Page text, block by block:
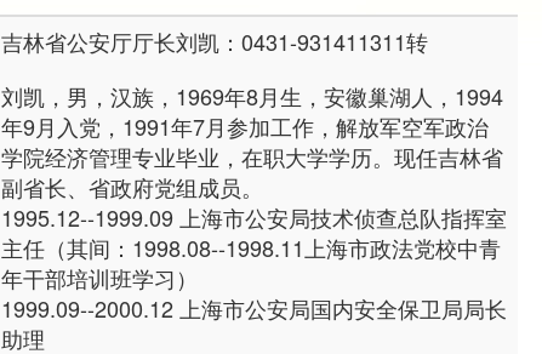
吉林省公安厅厅长刘凯：0431-931411311转
刘凯，男，汉族，1969年8月生，安徽巢湖人，1994
年9月入党，1991年7月参加工作，解放军空军政治
学院经济管理专业毕业，在职大学学历。现任吉林省
副省长、省政府党组成员。
1995.12--1999.09 上海市公安局技术侦查总队指挥室
主任（其间：1998.08--1998.11上海市政法党校中青
年干部培训班学习）
1999.09--2000.12 上海市公安局国内安全保卫局局长
助理